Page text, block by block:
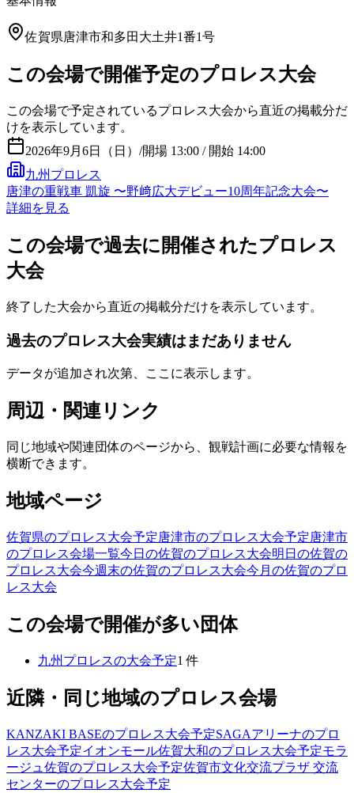
佐賀県唐津市和多田大土井1番1号
この会場で開催予定のプロレス大会
この会場で予定されているプロレス大会から直近の掲載分だ
けを表示しています。
2026年9月6日（日） /開場 13:00 / 開始 14:00
九州プロレス
唐津の重戦車 凱旋 〜野﨑広大デビュー10周年記念大会〜
詳細を見る
この会場で過去に開催されたプロレス
大会
終了した大会から直近の掲載分だけを表示しています。
過去のプロレス大会実績はまだありません
データが追加され次第、ここに表示します。
周辺・関連リンク
同じ地域や関連団体のページから、観戦計画に必要な情報を
横断できます。
地域ページ
佐賀県のプロレス大会予定唐津市のプロレス大会予定唐津市
のプロレス会場一覧今日の佐賀のプロレス大会明日の佐賀の
プロレス大会今週末の佐賀のプロレス大会今月の佐賀のプロ
レス大会
この会場で開催が多い団体
九州プロレスの大会予定1 件
近隣・同じ地域のプロレス会場
KANZAKI BASEのプロレス大会予定SAGAアリーナのプロ
レス大会予定イオンモール佐賀大和のプロレス大会予定モラ
ージュ佐賀のプロレス大会予定佐賀市文化交流プラザ 交流
センターのプロレス大会予定